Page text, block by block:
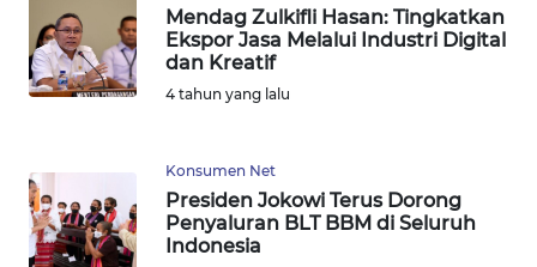
Mendag Zulkifli Hasan: Tingkatkan
Ekspor Jasa Melalui Industri Digital
dan Kreatif
4 tahun yang lalu
Konsumen Net
Presiden Jokowi Terus Dorong
Penyaluran BLT BBM di Seluruh
Indonesia
KEPRI
WN
PAPUA
PAPUA
BARAT